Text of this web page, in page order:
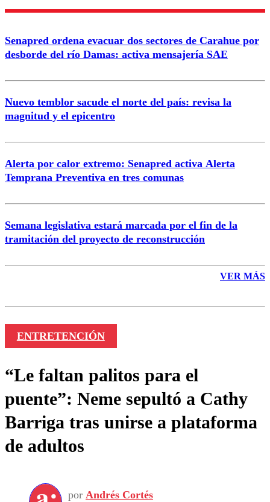
Correo
Senapred ordena evacuar dos sectores de Carahue por
desborde del río Damas: activa mensajería SAE
Nuevo temblor sacude el norte del país: revisa la
magnitud y el epicentro
Alerta por calor extremo: Senapred activa Alerta
Temprana Preventiva en tres comunas
Semana legislativa estará marcada por el fin de la
tramitación del proyecto de reconstrucción
VER MÁS
ENTRETENCIÓN
“Le faltan palitos para el
puente”: Neme sepultó a Cathy
Barriga tras unirse a plataforma
de adultos
por Andrés Cortés